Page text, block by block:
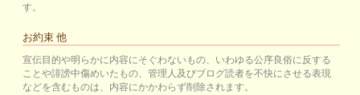
す。
お約束 他
宣伝目的や明らかに内容にそぐわないもの、いわゆる公序良俗に反する
ことや誹謗中傷めいたもの、管理人及びブログ読者を不快にさせる表現
などを含むものは、内容にかかわらず削除されます。